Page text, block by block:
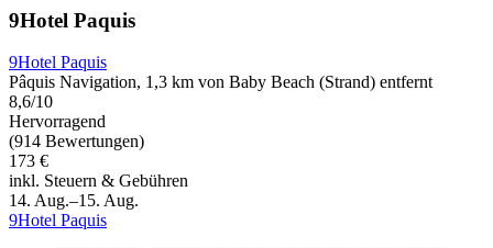
9Hotel Paquis
9Hotel Paquis
Pâquis Navigation, 1,3 km von Baby Beach (Strand) entfernt
8,6/10
Hervorragend
(914 Bewertungen)
173 €
inkl. Steuern & Gebühren
14. Aug.–15. Aug.
9Hotel Paquis